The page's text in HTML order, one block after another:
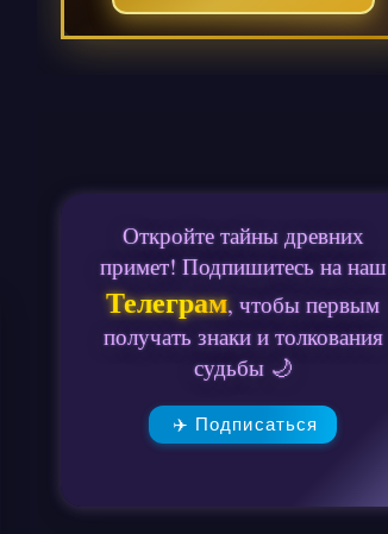
Откройте тайны древних
примет! Подпишитесь на наш
Телеграм, чтобы первым
получать знаки и толкования
судьбы 🌙
✈️ Подписаться